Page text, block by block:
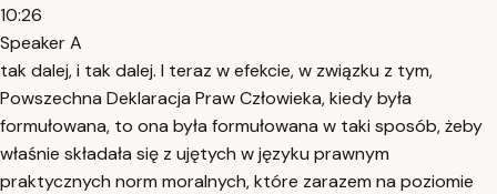
10:26
Speaker A
tak dalej, i tak dalej. I teraz w efekcie, w związku z tym,
Powszechna Deklaracja Praw Człowieka, kiedy była
formułowana, to ona była formułowana w taki sposób, żeby
właśnie składała się z ujętych w języku prawnym
praktycznych norm moralnych, które zarazem na poziomie